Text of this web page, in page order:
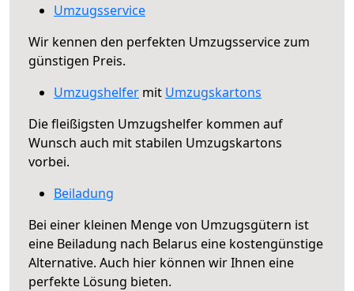
Umzugsservice
Wir kennen den perfekten Umzugsservice zum
günstigen Preis.
Umzugshelfer mit Umzugskartons
Die fleißigsten Umzugshelfer kommen auf
Wunsch auch mit stabilen Umzugskartons
vorbei.
Beiladung
Bei einer kleinen Menge von Umzugsgütern ist
eine Beiladung nach Belarus eine kostengünstige
Alternative. Auch hier können wir Ihnen eine
perfekte Lösung bieten.